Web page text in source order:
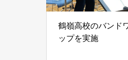
鶴嶺高校のバンド
ップを実施